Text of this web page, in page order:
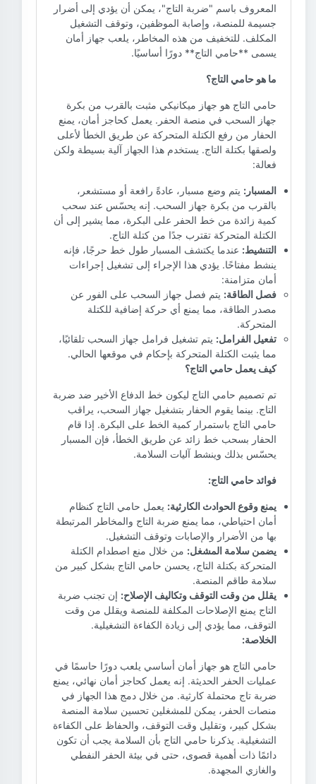
المعروف باسم "ضربة التاج"، يمكن أن يؤدي إلى أضرار
جسيمة للمنصة، وإصابة الموظفين، وتوقف التشغيل
المكلف. للتخفيف من هذه المخاطر، يلعب جهاز أمان
يسمى **حامي التاج** دورًا أساسيًا.
ما هو حامي التاج؟
حامي التاج هو جهاز ميكانيكي مثبت بالقرب من بكرة
جهاز السحب في منصة الحفر. يعمل كحاجز أمان، يمنع
الحفار من رفع الكتلة المتحركة عن طريق الخطأ لأعلى
ولصقها بكتلة التاج. يستخدم هذا الجهاز آلية بسيطة ولكن
فعالة:
المسبار: يتم وضع مسبار، عادةً رافعة أو مستشعر،
بالقرب من بكرة جهاز السحب. إنه يحسّس عند سحب
كمية زائدة من خط الحفر على البكرة، مما يشير إلى أن
الكتلة المتحركة تقترب جدًا من كتلة التاج.
التنشيط: عندما يكتشف المسبار طول خط حرجًا، فإنه
ينشط مفتاحًا. يؤدي هذا الإجراء إلى تشغيل إجراءات
أمان متزامنة:
فصل الطاقة: يتم فصل جهاز السحب على الفور عن
مصدر الطاقة، مما يمنع أي حركة إضافية للكتلة
المتحركة.
تفعيل الفرامل: يتم تشغيل فرامل جهاز السحب تلقائيًا،
مما يثبت الكتلة المتحركة بإحكام في موقعها الحالي.
كيف يعمل حامي التاج؟
تم تصميم حامي التاج ليكون خط الدفاع الأخير ضد ضربة
التاج. بينما يقوم الحفار بتشغيل جهاز السحب، يراقب
حامي التاج باستمرار كمية الخط على البكرة. إذا قام
الحفار بسحب خط زائد عن طريق الخطأ، فإن المسبار
يحسّس بذلك وينشط آليات السلامة.
فوائد حامي التاج:
يمنع وقوع الحوادث الكارثية: يعمل حامي التاج كنظام
أمان احتياطي، مما يمنع ضربة التاج والمخاطر المرتبطة
بها من الأضرار والإصابات وتوقف التشغيل.
يضمن سلامة المشغل: من خلال منع اصطدام الكتلة
المتحركة بكتلة التاج، يحسن حامي التاج بشكل كبير من
سلامة طاقم المنصة.
يقلل من وقت التوقف وتكاليف الإصلاح: إن تجنب ضربة
التاج يمنع الإصلاحات المكلفة للمنصة ويقلل من وقت
التوقف، مما يؤدي إلى زيادة الكفاءة التشغيلية.
الخلاصة:
حامي التاج هو جهاز أمان أساسي يلعب دورًا حاسمًا في
عمليات الحفر الحديثة. إنه يعمل كحاجز أمان نهائي، يمنع
ضربة تاج محتملة كارثية. من خلال دمج هذا الجهاز في
منصات الحفر، يمكن للمشغلين تحسين سلامة المنصة
بشكل كبير، وتقليل وقت التوقف، والحفاظ على الكفاءة
التشغيلية. يذكرنا حامي التاج بأن السلامة يجب أن تكون
دائمًا ذات أهمية قصوى، حتى في بيئة الحفر النفطي
والغازي المجهدة.